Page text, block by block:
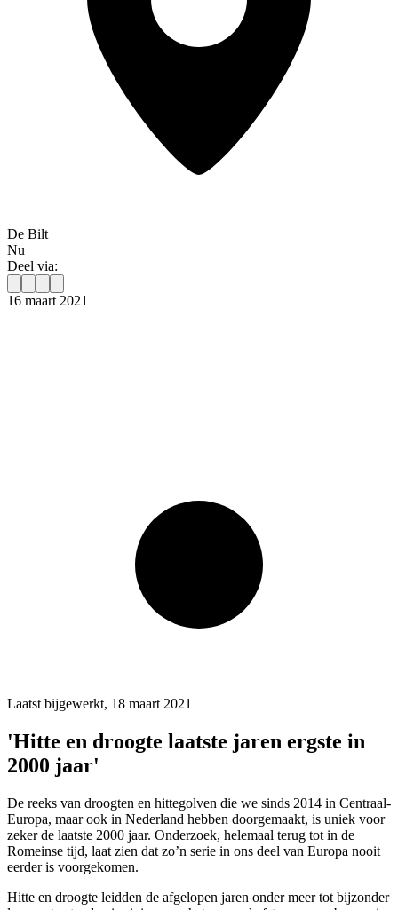
De Bilt
Nu
Deel via:
16 maart 2021
Laatst bijgewerkt, 18 maart 2021
'Hitte en droogte laatste jaren ergste in
2000 jaar'
De reeks van droogten en hittegolven die we sinds 2014 in Centraal-
Europa, maar ook in Nederland hebben doorgemaakt, is uniek voor
zeker de laatste 2000 jaar. Onderzoek, helemaal terug tot in de
Romeinse tijd, laat zien dat zo’n serie in ons deel van Europa nooit
eerder is voorgekomen.
Hitte en droogte leidden de afgelopen jaren onder meer tot bijzonder